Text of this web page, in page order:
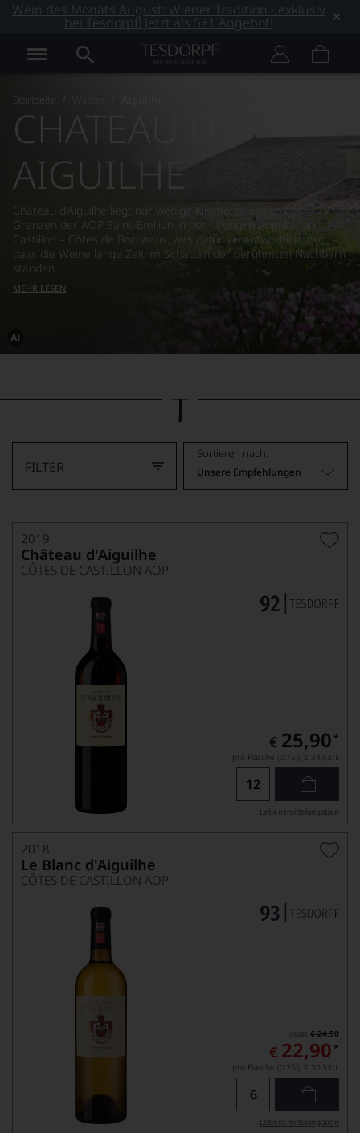
Wein des Monats August: Wiener Tradition - exklusiv
bei Tesdorpf! Jetzt als 5+1 Angebot!
Startseite
Dieses
von
CHATEAU D'
AIGUILHE
Château d’Aiguilhe liegt nur wenige Kilometer östlich der
Grenzen der AOP Saint-Émilion in der heutigen Appellation
Castillon – Côtes de Bordeaux, was dafür verantwortlich war,
dass die Weine lange Zeit im Schatten der berühmten Nachbarn
standen.
MEHR LESEN
FILTER
Sortieren nach:
Unsere Empfehlungen
2019
Château d'Aiguilhe
CÔTES DE CASTILLON AOP
€ 25,90 *
pro Flasche (0.75l), € 34,53/L
Lebensmittel­angaben
2018
Le Blanc d'Aiguilhe
CÔTES DE CASTILLON AOP
€ 24,90
€ 22,90 *
pro Flasche (0.75l), € 30,53/L
Lebensmittel­angaben